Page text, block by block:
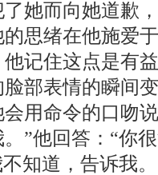
她而向她道歉
思绪在他施爱
记住这点是有
部表情的瞬间
用命令的口吻
”他回答：“你
知道，告诉我